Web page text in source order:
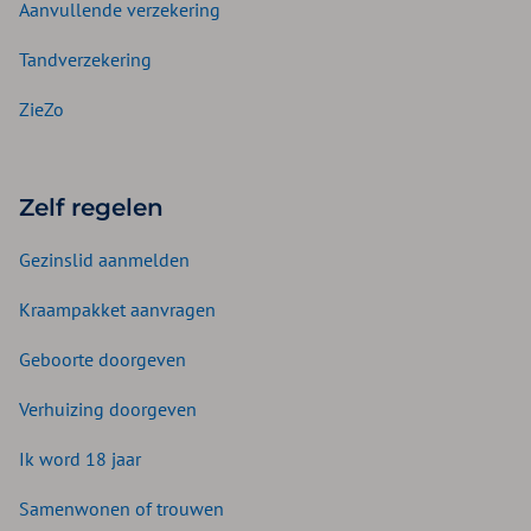
Aanvullende verzekering
Tandverzekering
ZieZo
Zelf regelen
Gezinslid aanmelden
Kraampakket aanvragen
Geboorte doorgeven
Verhuizing doorgeven
Ik word 18 jaar
Samenwonen of trouwen